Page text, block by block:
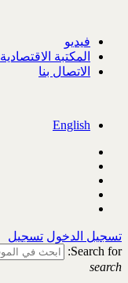
فيديو
المكتبة الاقتصادية
الاتصال بنا
English
تسجيل الدخول تسجيل
Search for:
search